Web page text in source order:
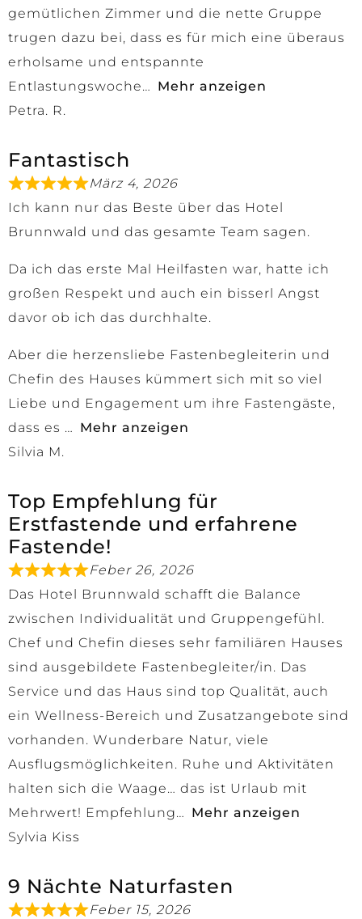
gemütlichen Zimmer und die nette Gruppe
trugen dazu bei, dass es für mich eine überaus
erholsame und entspannte
Entlastungswoche
Mehr anzeigen
Petra. R.
Fantastisch
März 4, 2026
Ich kann nur das Beste über das Hotel
Brunnwald und das gesamte Team sagen.
Da ich das erste Mal Heilfasten war, hatte ich
großen Respekt und auch ein bisserl Angst
davor ob ich das durchhalte.
Aber die herzensliebe Fastenbegleiterin und
Chefin des Hauses kümmert sich mit so viel
Liebe und Engagement um ihre Fastengäste,
dass es
Mehr anzeigen
Silvia M.
Top Empfehlung für
Erstfastende und erfahrene
Fastende!
Feber 26, 2026
Das Hotel Brunnwald schafft die Balance
zwischen Individualität und Gruppengefühl.
Chef und Chefin dieses sehr familiären Hauses
sind ausgebildete Fastenbegleiter/in. Das
Service und das Haus sind top Qualität, auch
ein Wellness-Bereich und Zusatzangebote sind
vorhanden. Wunderbare Natur, viele
Ausflugsmöglichkeiten. Ruhe und Aktivitäten
halten sich die Waage… das ist Urlaub mit
Mehrwert! Empfehlung
Mehr anzeigen
Sylvia Kiss
9 Nächte Naturfasten
Feber 15, 2026